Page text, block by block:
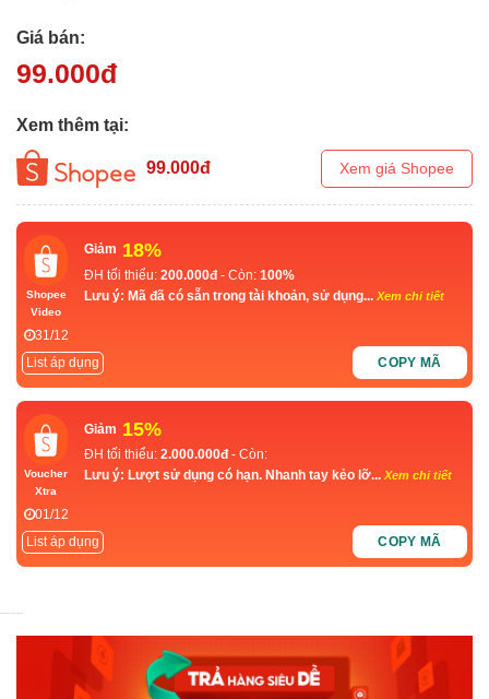
Giá bán:
99.000đ
Xem thêm tại:
99.000đ Xem giá Shopee
Shopee
Video
31/12
Giảm 18%
ĐH tối thiểu: 200.000đ - Còn: 100%
Lưu ý: Mã đã có sẵn trong tài khoản, sử dụng... Xem chi tiết
List áp dụng COPY MÃ
Voucher
Xtra
01/12
Giảm 15%
ĐH tối thiểu: 2.000.000đ - Còn:
Lưu ý: Lượt sử dụng có hạn. Nhanh tay kẻo lỡ...Xem chi tiết
List áp dụng COPY MÃ